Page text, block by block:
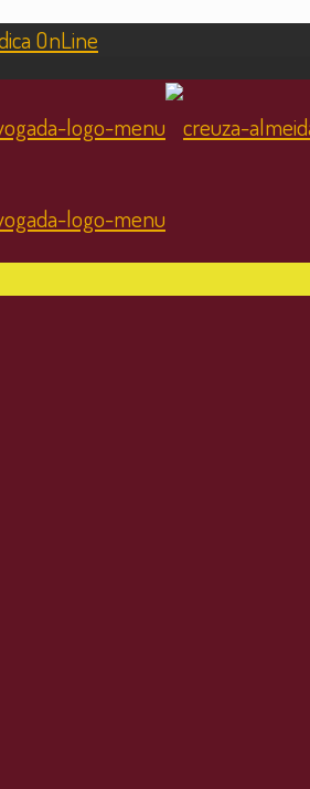
OnLine